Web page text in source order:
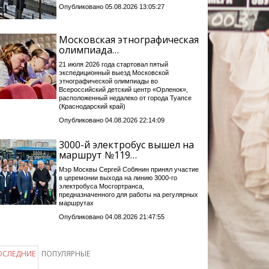
Опубликовано 05.08.2026 13:05:27
Московская этнографическая
олимпиада…
21 июля 2026 года стартовал пятый
экспедиционный выезд Московской
этнографической олимпиады во
Всероссийский детский центр «Орленок»,
расположенный недалеко от города Туапсе
(Краснодарский край)
Опубликовано 04.08.2026 22:14:09
3000-й электробус вышел на
маршрут №119…
Мэр Москвы Сергей Собянин принял участие
в церемонии выхода на линию 3000-го
электробуса Мосгортранса,
предназначенного для работы на регулярных
маршрутах
Опубликовано 04.08.2026 21:47:55
ПОПУЛЯРНЫЕ